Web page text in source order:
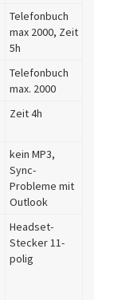
Telefonbuch
max 2000, Zeit
5h
Telefonbuch
max. 2000
Zeit 4h
kein MP3,
Sync-
Probleme mit
Outlook
Headset-
Stecker 11-
polig